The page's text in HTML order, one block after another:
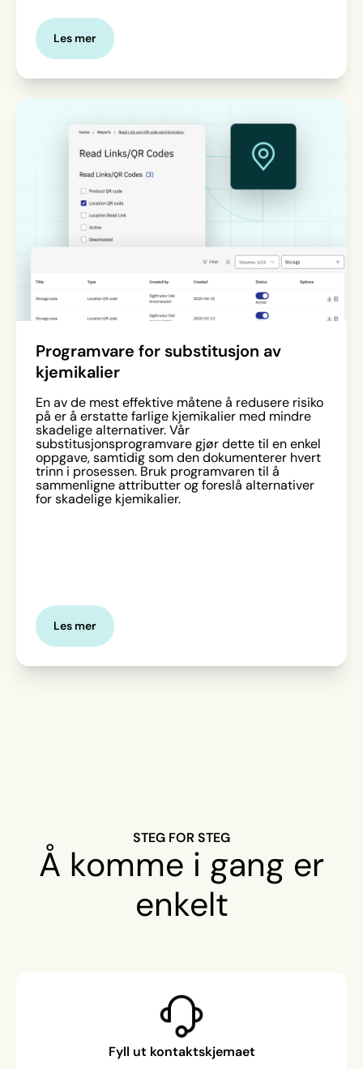
Les mer
Programvare for substitusjon av
kjemikalier
En av de mest effektive måtene å redusere risiko
på er å erstatte farlige kjemikalier med mindre
skadelige alternativer. Vår
substitusjonsprogramvare gjør dette til en enkel
oppgave, samtidig som den dokumenterer hvert
trinn i prosessen. Bruk programvaren til å
sammenligne attributter og foreslå alternativer
for skadelige kjemikalier.
Les mer
STEG FOR STEG
Å komme i gang er
enkelt
Fyll ut kontaktskjemaet